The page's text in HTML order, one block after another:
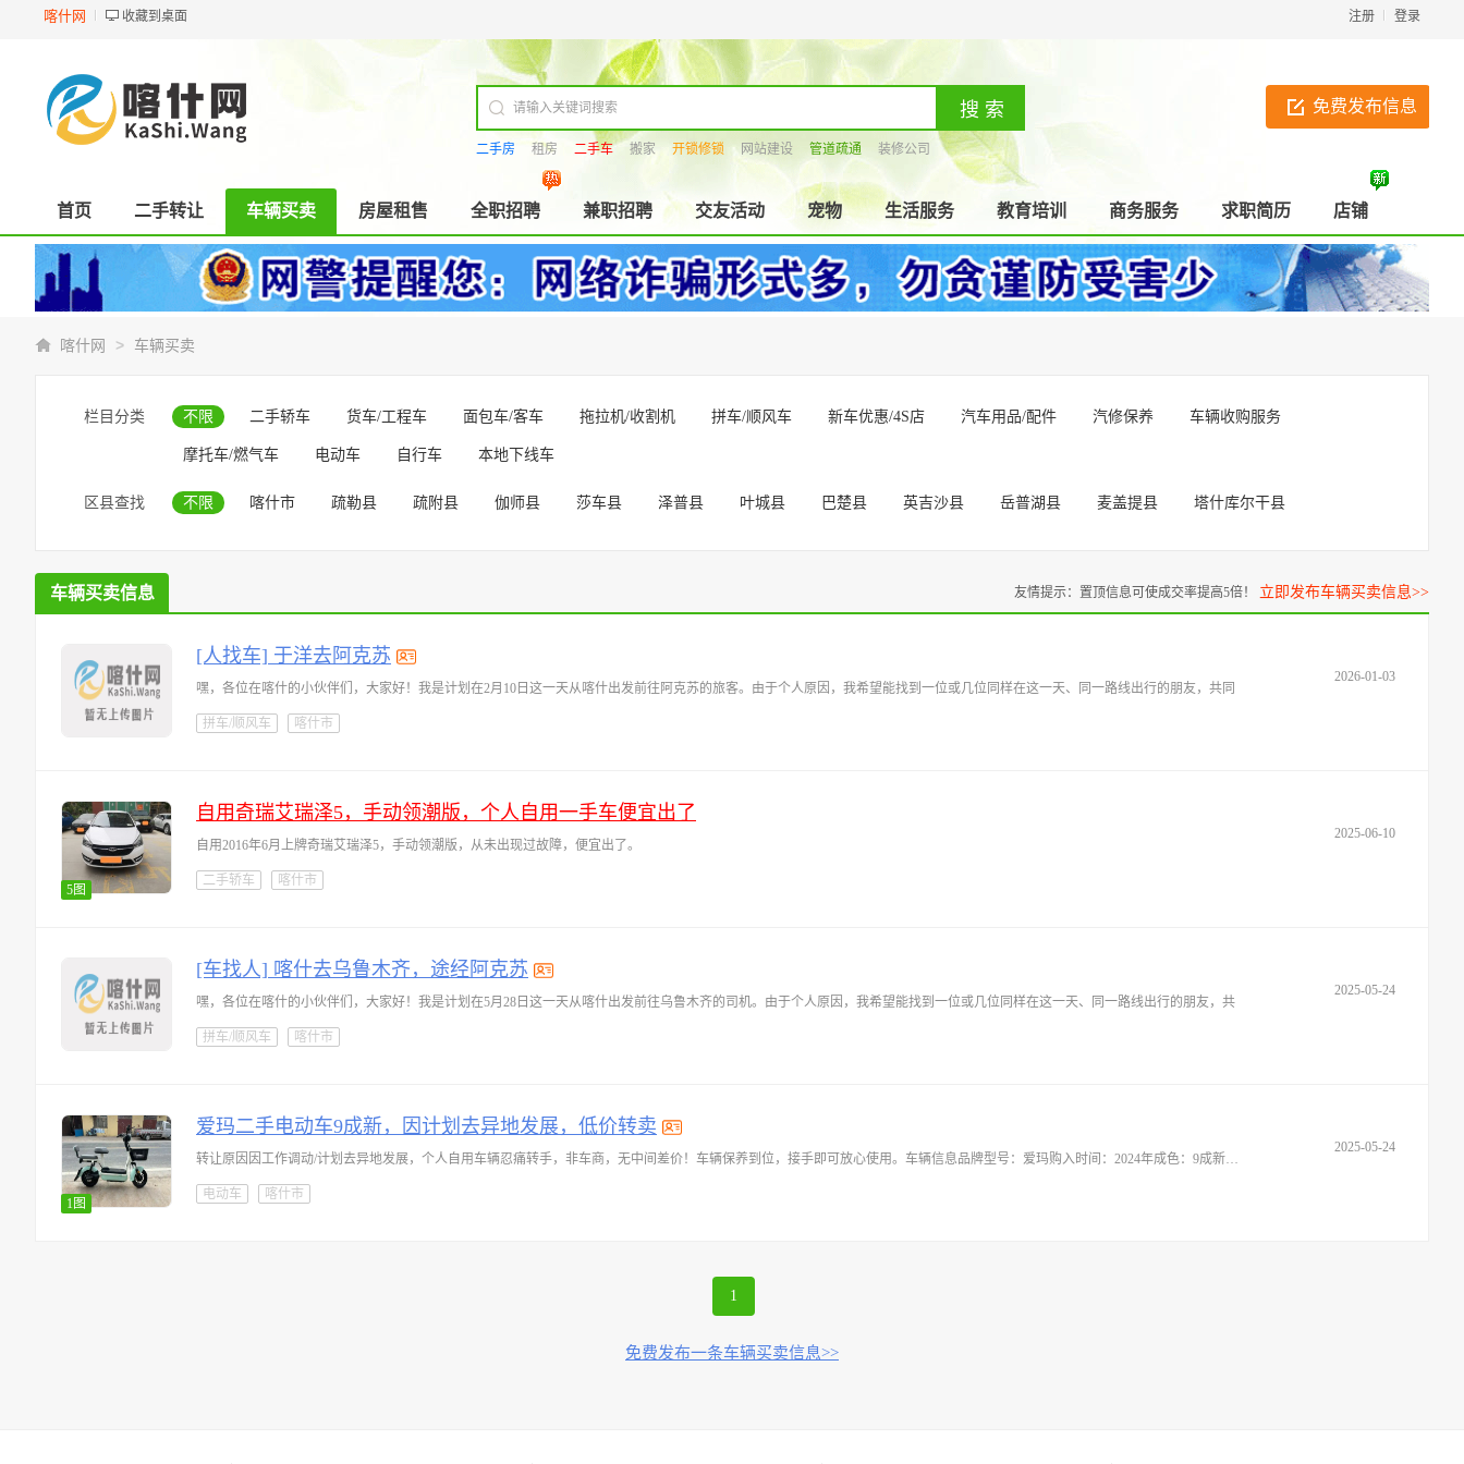
喀什网 收藏到桌面 登录
注册
免费发布信息
二手房 租房 二手车 搬家 开锁修锁 网站建设 管道疏通 装修公司
首页 二手转让 车辆买卖 房屋租售 全职招聘 兼职招聘 交友活动 宠物 生活服务 教育培训 商务服务 求职简历 店铺
喀什网 > 车辆买卖
栏目分类 不限 二手轿车 货车/工程车 面包车/客车 拖拉机/收割机 拼车/顺风车 新车优惠/4S店 汽车用品/配件 汽修保养 车辆收购服务
摩托车/燃气车 电动车 自行车 本地下线车
区县查找 不限 喀什市 疏勒县 疏附县 伽师县 莎车县 泽普县 叶城县 巴楚县 英吉沙县 岳普湖县 麦盖提县 塔什库尔干县
车辆买卖信息 友情提示：置顶信息可使成交率提高5倍！ 立即发布车辆买卖信息>>
2026-01-03
[人找车] 于洋去阿克苏
嘿，各位在喀什的小伙伴们，大家好！我是计划在2月10日这一天从喀什出发前往阿克苏的旅客。由于个人原因，我希望能找到一位或几位同样在这一天、同一路线出行的朋友，共同
拼车/顺风车 喀什市
5图
2025-06-10
自用奇瑞艾瑞泽5，手动领潮版，个人自用一手车便宜出了
自用2016年6月上牌奇瑞艾瑞泽5，手动领潮版，从未出现过故障，便宜出了。
二手轿车 喀什市
2025-05-24
[车找人] 喀什去乌鲁木齐，途经阿克苏
嘿，各位在喀什的小伙伴们，大家好！我是计划在5月28日这一天从喀什出发前往乌鲁木齐的司机。由于个人原因，我希望能找到一位或几位同样在这一天、同一路线出行的朋友，共
拼车/顺风车 喀什市
1图
2025-05-24
爱玛二手电动车9成新，因计划去异地发展，低价转卖
转让原因因工作调动/计划去异地发展，个人自用车辆忍痛转手，非车商，无中间差价！车辆保养到位，接手即可放心使用。车辆信息品牌型号：爱玛购入时间：2024年成色：9成新（车身无明
电动车 喀什市
1
免费发布一条车辆买卖信息>>